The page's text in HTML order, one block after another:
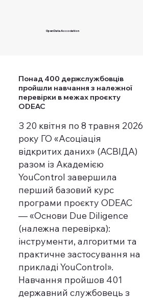
Open Data Association
Понад 400 держслужбовців
пройшли навчання з належної
перевірки в межах проєкту
ODEAC
З 20 квітня по 8 травня 2026
року ГО «Асоціація
відкритих даних» (АСВІДА)
разом із Академією
YouControl завершила
перший базовий курс
програми проєкту ODEAC
— «Основи Due Diligence
(належна перевірка):
інструменти, алгоритми та
практичне застосування на
прикладі YouControl».
Навчання пройшов 401
державний службовець з